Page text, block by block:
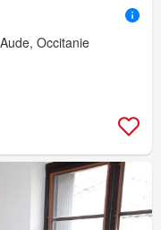
Occitanie